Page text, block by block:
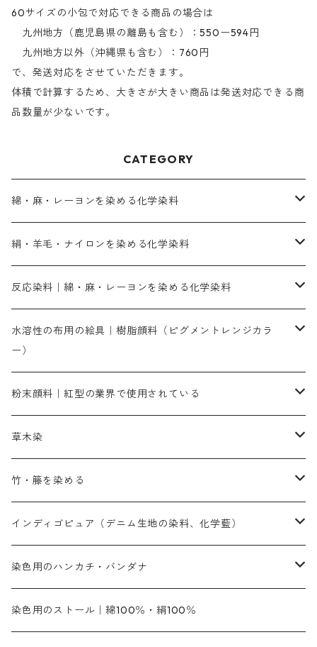
60サイズの小包で対応できる商品の場合は
九州地方（鹿児島県の離島も含む）：550ー594円
九州地方以外（沖縄県も含む）：760円
で、発送対応をさせていただきます。
体積で計算するため、大きさが大きい商品は発送対応できる商
品数量が少ないです。
CATEGORY
綿・麻・レーヨンを染める化学染料
直接染料－染色手順が簡単
人気のおすすめ直接染料
染色に必要な薬品類
橙色系
青色系
紫色系
緑色系
絹・羊毛・ナイロンを染める化学染料
お買い得品
染料一覧
人気のおすすめ染料
橙色系
緑色系
染色に必要な薬品類
補助薬品
反応染料｜綿・麻・レーヨンを染める化学染料
お勧めの3原色（赤・青・黄色）
お勧め｜スミフィックス～
3原色以外の色目
赤色
茶色｜20g入りのみ公開
染色に必要な薬品
アルカリ剤
補助薬品
捺染に必要な材料
捺染糊
水溶性の布用の絵具｜樹脂顔料（ピグメントレンジカラ
ー）
ネオカラー（色）
内容量：100g
内容量：500g
バィンダー（定着剤）
増粘剤
黄色系
エロ―M3G｜定番の色合い
エロー ＭＧＲ｜明るい緑みの黄色
オレンジ系
オレンヂMG｜黄みの橙色
赤色系
粉末顔料｜紅型の業界で使用されている
赤色系
本洋紅
代用朱黄色口
黄色系
ファストエロ―10GN（鮮やかな黄色）
ファストエロ―5GN（黄色）
青色系
NSBAブルー
群青
白色｜胡粉
黒色｜在庫処分特価
草木染
植物染料
人気のおすすめ植物染料
インド茜・西洋茜の個別販売
濃染処理剤｜ソルバックスPS－900
媒染剤
アルミ媒染剤
ソーダ灰｜アルカリ性のPH調整剤
竹・籐を染める
人気のおすすめ竹・藤を染める染料
塩基性染料（混色可能）
ビスマークブロンB｜赤茶色
オリジナル染料｜スス竹色｜ミキセットファストブロンGR
インディゴピュア（デニム生地の染料、化学藍）
初心者向けお試しセット販売
インディゴピュア
染色用のハンカチ・バンダナ
45cm×45cm（ハンカチ）｜端の始末も綿糸｜タグなし
染色用のストール｜綿100％・絹100％